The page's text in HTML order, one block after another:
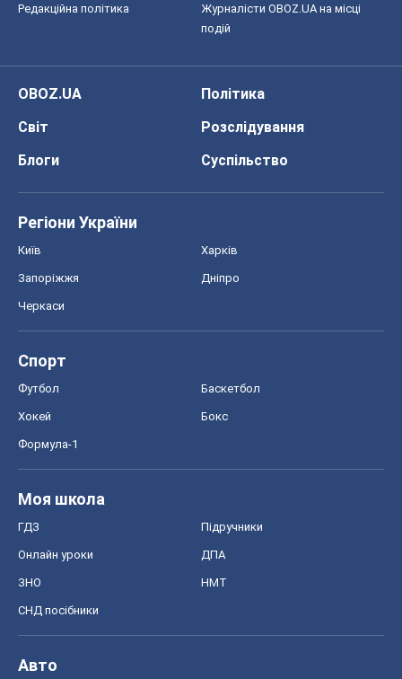
Редакційна політика
Журналісти OBOZ.UA на місці
подій
OBOZ.UA
Політика
Світ
Розслідування
Блоги
Суспільство
Регіони України
Київ Харків
Запоріжжя Дніпро
Черкаси
Спорт
Футбол Баскетбол
Хокей Бокс
Формула-1
Моя школа
ГДЗ Підручники
Онлайн уроки ДПА
ЗНО НМТ
СНД посібники
Авто